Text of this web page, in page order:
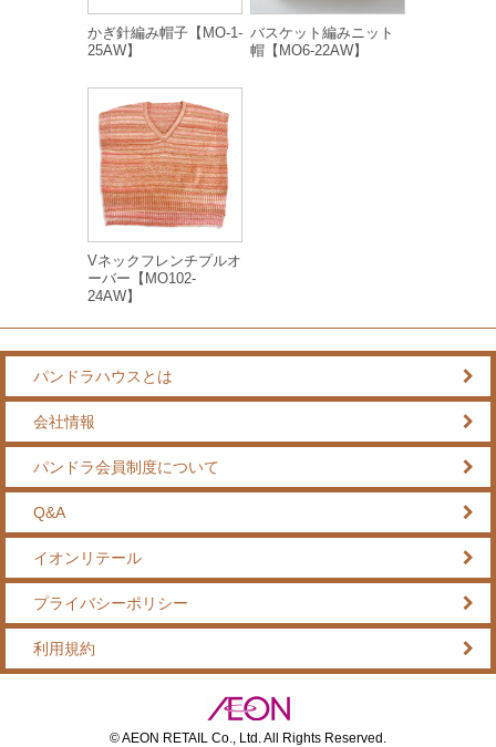
かぎ針編み帽子【MO-1-
25AW】
バスケット編みニット
帽【MO6-22AW】
Vネックフレンチプルオ
ーバー【MO102-
24AW】
パンドラハウスとは
会社情報
パンドラ会員制度について
Q&A
イオンリテール
プライバシーポリシー
利用規約
© AEON RETAIL Co., Ltd. All Rights Reserved.